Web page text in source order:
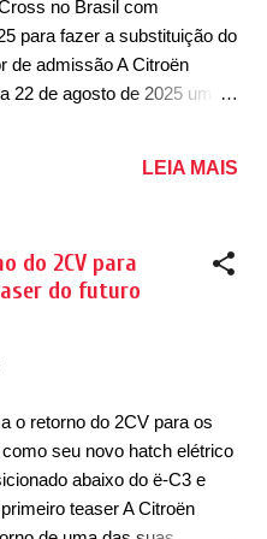
calibração do software da
do motor (ECU), que
não ativação da luz de
diesel (DPF) apresentem
no Brasil com
para fazer a substituição do
de admissão A Citroën
22 de agosto de 2025 um
com ano/modelo 2025,
do coletor de admissão.
falha está relacionada com
Fiat e Peugeot, mas a
já pode ser
de concessionárias da
a Citroën disse que
a possibilidade de obstrução
o que poderá
LEIA MAIS
do 2CV para
do futuro
o retorno do 2CV para os
seu novo hatch elétrico
abaixo do ë-C3 e
teaser A Citroën